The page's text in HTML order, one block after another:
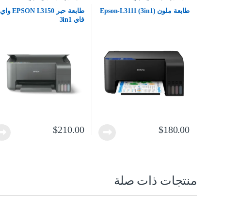
طابعة ملون Epson-L3111 (3in1)
$180.00
طابعة حبر EPSON L3150 واي
فاي 3in1
$210.00
منتجات ذات صلة